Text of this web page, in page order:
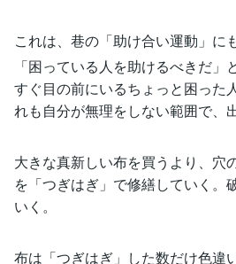
これは、巷の「助け合い運動」に
「困っている人を助けるべきだ
すぐ目の前にいるちょっと困った
れも自分が無理をしない範囲で、
大きな真新しい布を買うより、穴
を「つぎはぎ」で修繕していく。
いく。
布は「つぎはぎ」した数だけ色違